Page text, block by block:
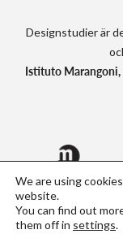
Designstudier är
Istituto
We are using
website.
You can find out
them off in settings.